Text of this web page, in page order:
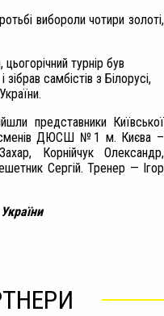
вибороли чотири золоті,
турнір був
самбістів з Білорусі,
представники Київської
ДЮСШ №1 м. Києва –
Корнійчук Олександр,
Сергій. Тренер — Ігор